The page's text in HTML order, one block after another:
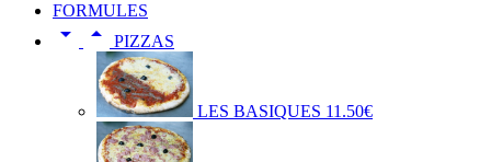
FORMULES
  PIZZAS
LES BASIQUES 11.50€